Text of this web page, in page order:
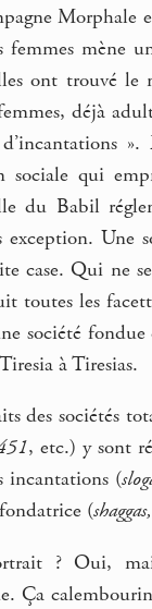
femmes mène
ont trouvé le
déjà
sociale qui
du Babil
exception. Une
case. Qui ne
toutes les
société
à Tiresias.
des sociétés
, etc.) y sont
incantations (
(
? Oui,
Ça